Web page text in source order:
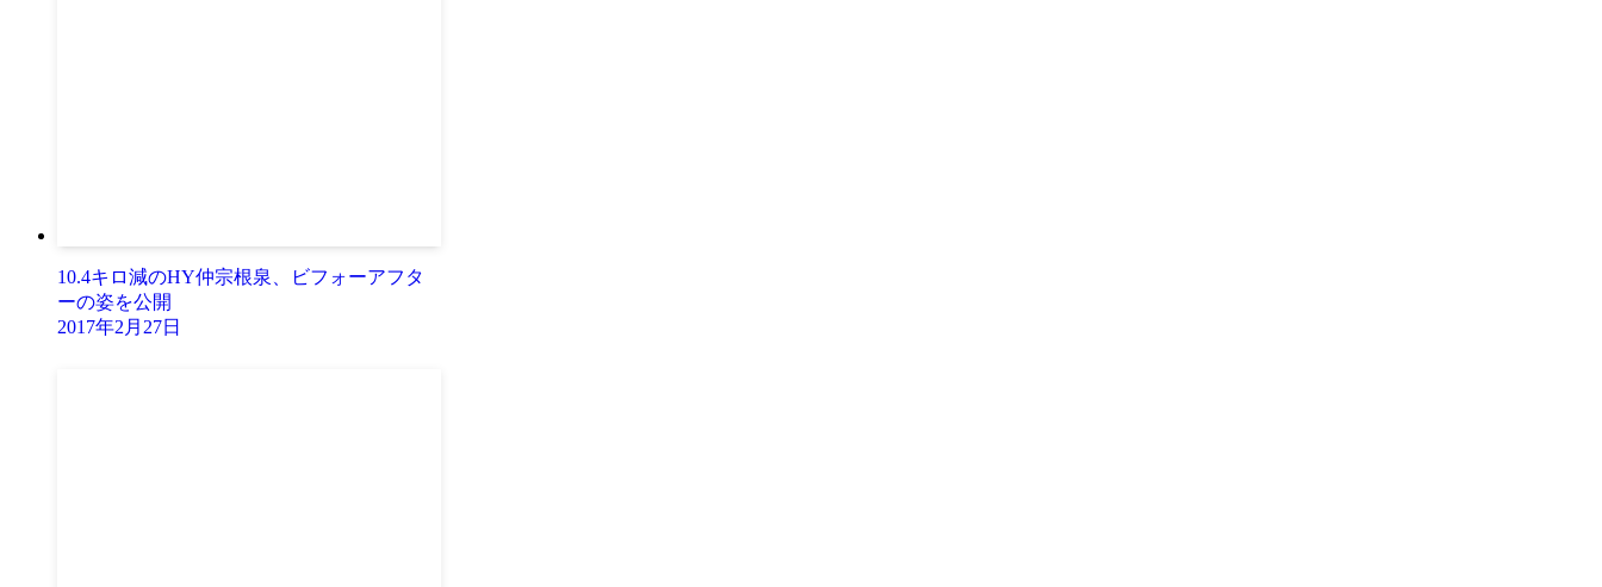
10.4キロ減のHY仲宗根泉、ビフォーアフタ
ーの姿を公開
2017年2月27日